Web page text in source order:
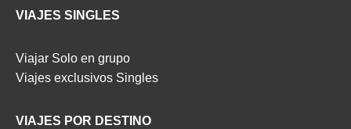
VIAJES SINGLES
Viajar Solo en grupo
Viajes exclusivos Singles
VIAJES POR DESTINO